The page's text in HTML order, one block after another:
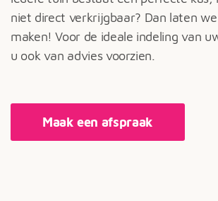
niet direct verkrijgbaar? Dan laten
maken! Voor de ideale indeling van
u ook van advies voorzien.
Maak een afspraak